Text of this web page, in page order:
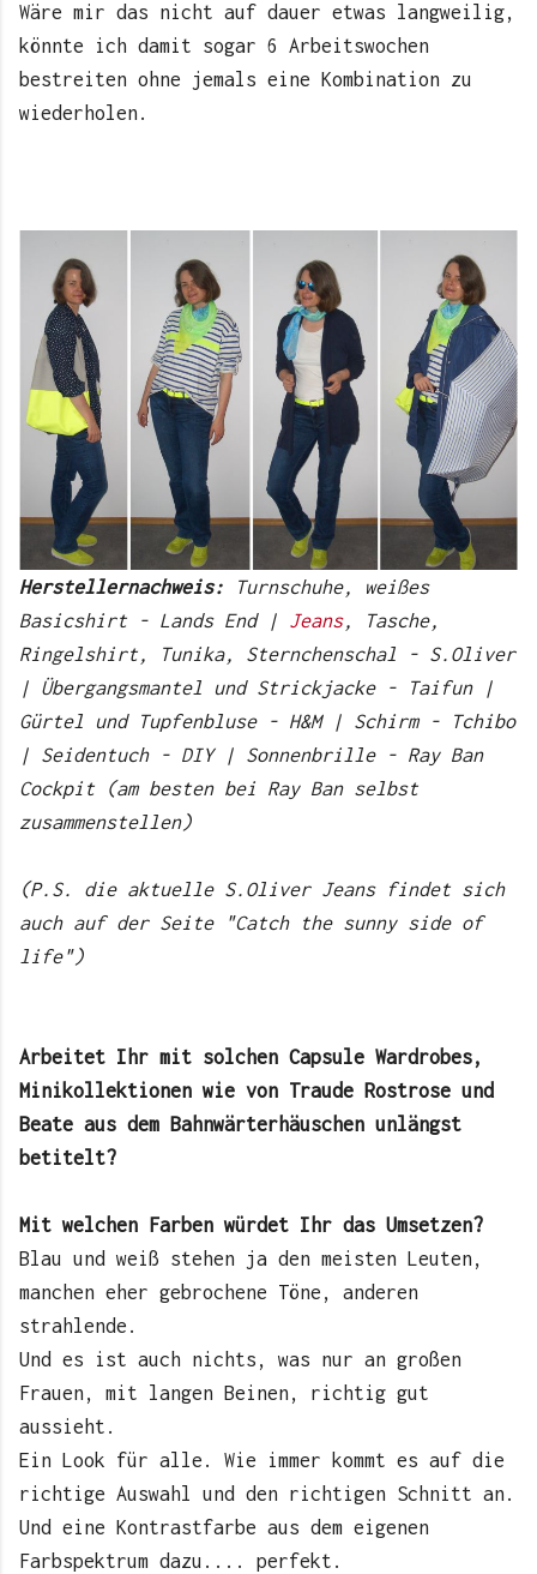
Wäre mir das nicht auf dauer etwas langweilig,
könnte ich damit sogar 6 Arbeitswochen
bestreiten ohne jemals eine Kombination zu
wiederholen.
Herstellernachweis: Turnschuhe, weißes
Basicshirt - Lands End |
Jeans, Tasche,
Ringelshirt, Tunika, Sternchenschal - S.Oliver
| Übergangsmantel und Strickjacke - Taifun |
Gürtel und Tupfenbluse - H&M | Schirm - Tchibo
| Seidentuch - DIY | Sonnenbrille - Ray Ban
Cockpit (am besten bei Ray Ban selbst
zusammenstellen)
(P.S. die aktuelle S.Oliver Jeans findet sich
auch auf der Seite "Catch the sunny side of
life")
Arbeitet Ihr mit solchen Capsule Wardrobes,
Minikollektionen wie von Traude Rostrose und
Beate aus dem Bahnwärterhäuschen unlängst
betitelt?
Mit welchen Farben würdet Ihr das Umsetzen?
Blau und weiß stehen ja den meisten Leuten,
manchen eher gebrochene Töne, anderen
strahlende.
Und es ist auch nichts, was nur an großen
Frauen, mit langen Beinen, richtig gut
aussieht.
Ein Look für alle. Wie immer kommt es auf die
richtige Auswahl und den richtigen Schnitt an.
Und eine Kontrastfarbe aus dem eigenen
Farbspektrum dazu.... perfekt.